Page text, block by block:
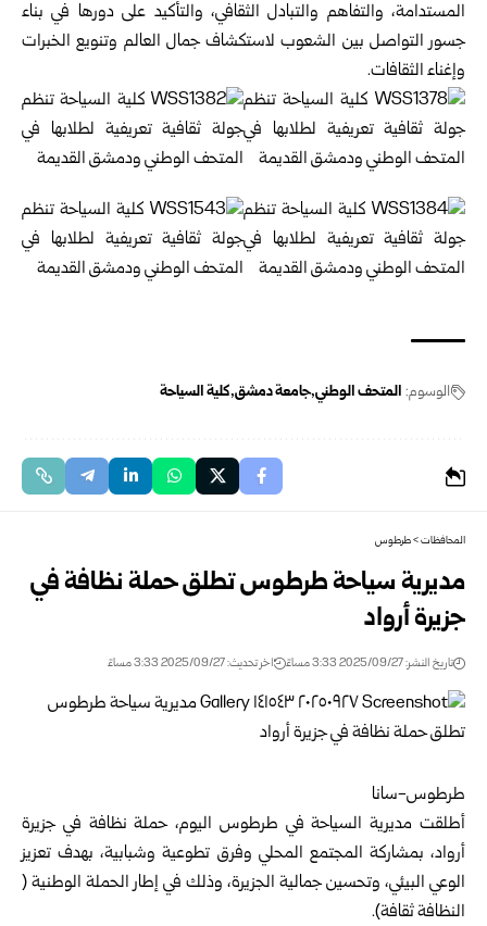
المستدامة، والتفاهم والتبادل الثقافي، والتأكيد على دورها في بناء
جسور التواصل بين الشعوب لاستكشاف جمال العالم وتنويع الخبرات
وإغناء الثقافات.
الوسوم: المتحف الوطني جامعة دمشق كلية السياحة
المحافظات>طرطوس
مديرية سياحة طرطوس تطلق حملة نظافة في
جزيرة أرواد
تاريخ النشر: 2025/09/27 3:33 مساءً اخر تحديث: 2025/09/27 3:33 مساءً
طرطوس-سانا
أطلقت مديرية السياحة في طرطوس اليوم، حملة نظافة في جزيرة
أرواد، بمشاركة المجتمع المحلي وفرق تطوعية وشبابية، بهدف تعزيز
الوعي البيئي، وتحسين جمالية الجزيرة، وذلك في إطار الحملة الوطنية (
النظافة ثقافة).